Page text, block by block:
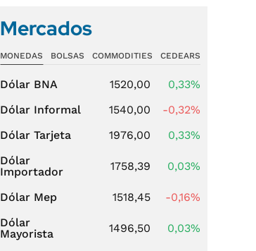
Mercados
MONEDAS BOLSAS COMMODITIES CEDEARS
Dólar BNA 1520,00
0,33%
Dólar Informal
1540,00
-0,32%
Dólar Tarjeta
1976,00
0,33%
Dólar
Importador
1758,39 0,03%
Dólar Mep 1518,45
-0,16%
Dólar
Mayorista
1496,50 0,03%